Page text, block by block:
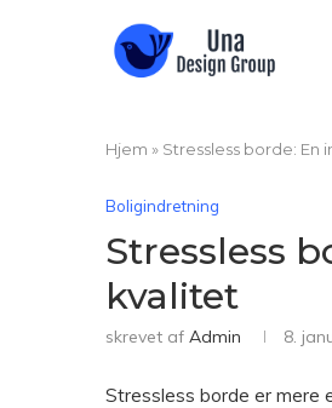
Hjem » Stressless borde:
Boligindretning
Stressless
kvalitet
skrevet af Admin 8.
Stressless borde er mere